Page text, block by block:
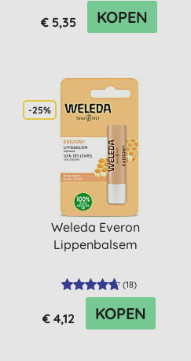
€ 5,35 KOPEN
-25%
Weleda Everon
Lippenbalsem
(18)
€ 4,12 KOPEN